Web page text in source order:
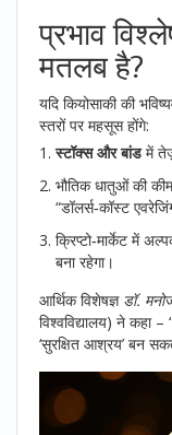
प्रभाव
मतलब है?
यदि कियोसाकी की
स्तरों पर महसूस होंगे:
स्टॉक्स और बांडमें
भौतिक धातुओं की
“डॉलर्स‑कॉस्ट
क्रिप्टो‑मार्केट में
बना रहेगा।
आर्थिक विशेषज्ञ डॉ.
विश्वविद्यालय) ने कहा
‘सुरक्षित आश्रय’ बन